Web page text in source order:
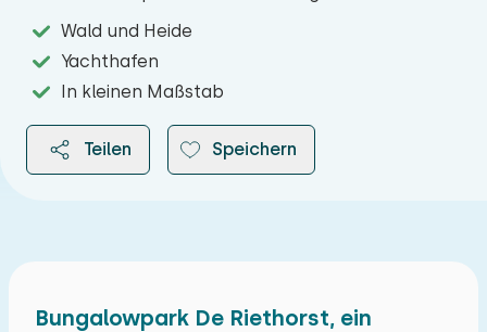
Wald und Heide
Yachthafen
In kleinen Maßstab
Teilen Speichern
Bungalowpark De Riethorst, ein